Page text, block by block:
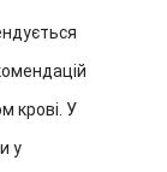
крові. У
у